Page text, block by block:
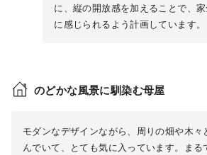
に、縦の開放感を加えることで、
に感じられるよう計画しています。
のどかな風景に馴染む母屋
モダンなデザインながら、周りの畑や木々
んでいて、とても気に入っています。まる